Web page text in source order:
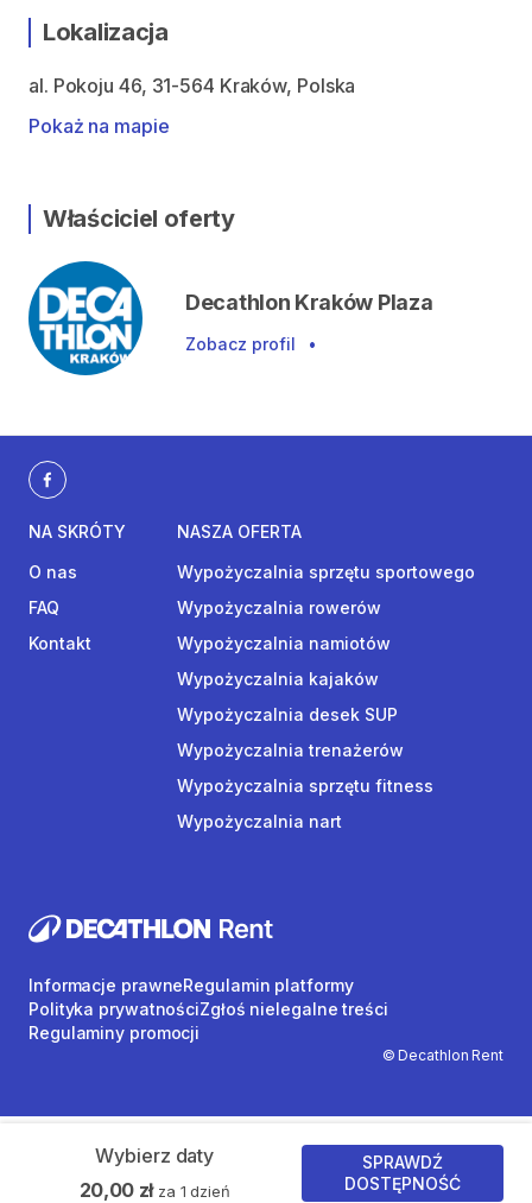
Lokalizacja
al. Pokoju 46, 31-564 Kraków, Polska
Pokaż na mapie
Właściciel oferty
Decathlon Kraków Plaza
Zobacz profil •
Wybierz daty
20,00 zł za 1 dzień
SPRAWDŹ
DOSTĘPNOŚĆ
NA SKRÓTY
O nas
FAQ
Kontakt
NASZA OFERTA
Wypożyczalnia sprzętu sportowego
Wypożyczalnia rowerów
Wypożyczalnia namiotów
Wypożyczalnia kajaków
Wypożyczalnia desek SUP
Wypożyczalnia trenażerów
Wypożyczalnia sprzętu fitness
Wypożyczalnia nart
© Decathlon Rent
Informacje prawneRegulamin platformy
Polityka prywatnościZgłoś nielegalne treści
Regulaminy promocji